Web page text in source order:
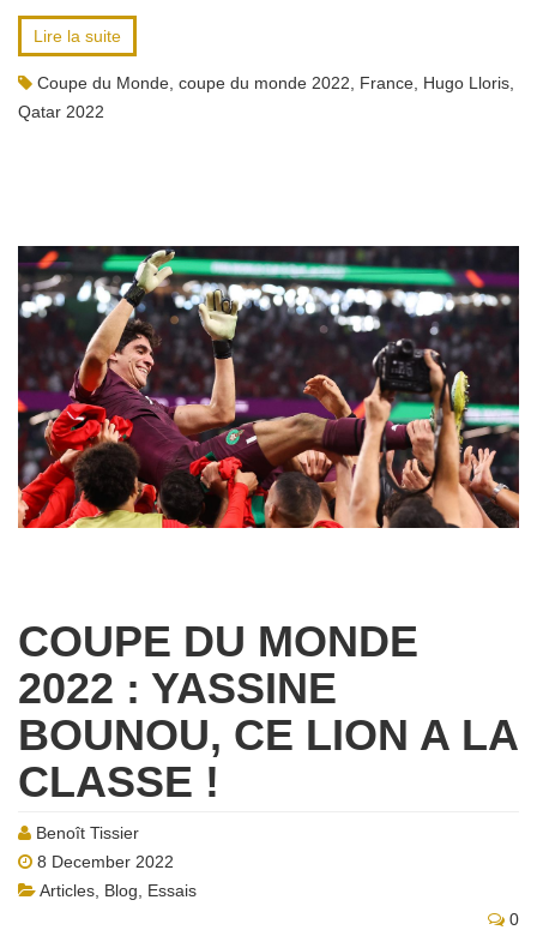
Lire la suite
Coupe du Monde coupe du monde 2022 France Hugo Lloris
Qatar 2022
COUPE DU MONDE
2022 : YASSINE
BOUNOU, CE LION A LA
CLASSE !
Benoît Tissier
8 December 2022
Articles Blog
Essais
0